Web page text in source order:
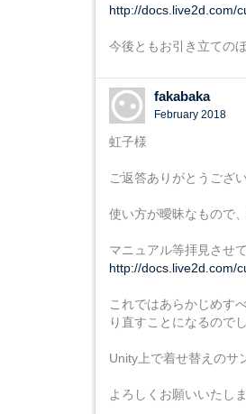
http://docs.live2d.com/
今後ともお引き立ての
fakabaka
February 2018
虹子様
ご返答ありがとうござい
使い方が曖昧なもので
マニュアル等拝見させ
http://docs.live2d.com/
これではあらかじめす
り直すことになるので
Unity上で着せ替えのサ
よろしくお願いいたしま